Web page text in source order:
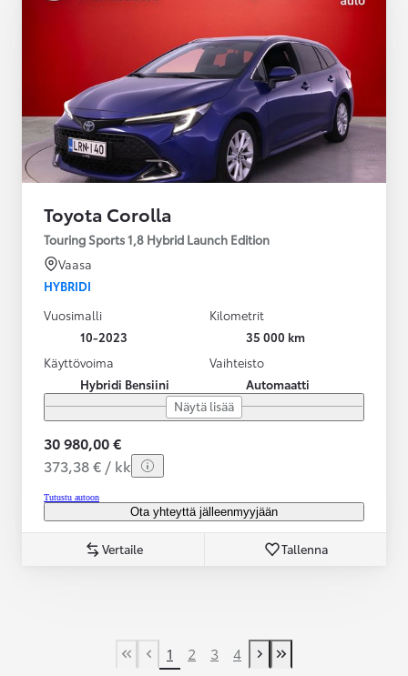
Toyota Corolla
Touring Sports 1,8 Hybrid Launch Edition
Vaasa
HYBRIDI
Vuosimalli
10-2023
Kilometrit
35 000 km
Käyttövoima
Hybridi Bensiini
Vaihteisto
Automaatti
Näytä lisää
30 980,00 €
373,38 € / kk
Tutustu autoon
Ota yhteyttä jälleenmyyjään
Vertaile Tallenna
First Page
Previous page
1 2 3 4
Next page
Last Page